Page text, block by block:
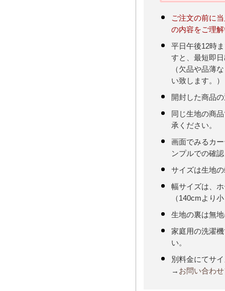
ご注文の前に
の内容をご理
平日午後12時
すと、最短即
（欠品や品薄
い致します。）
開封した商品
同じ生地の商
承ください。
画面でみるカ
ンプルでの確
サイズは生地
幅サイズは、
（140cmより
生地の裏は無
家庭用の洗濯
い。
別料金にてサ
→ お問い合わ